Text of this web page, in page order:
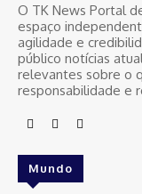
O TK News Portal
espaço
agilidade e
público notícias
relevantes sobre o
responsabilidade e
Mundo